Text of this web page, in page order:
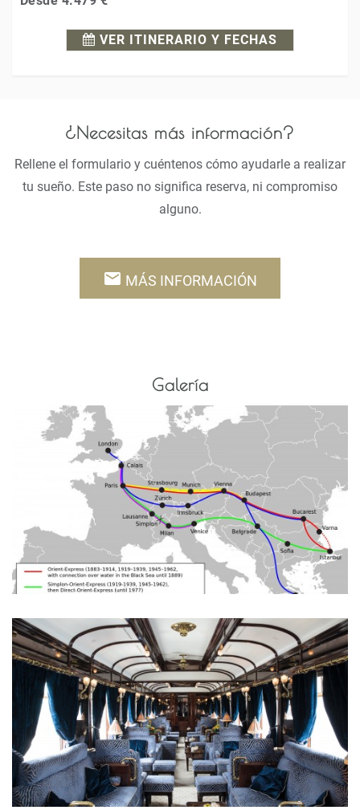
VER ITINERARIO Y FECHAS
¿Necesitas más información?
Rellene el formulario y cuéntenos cómo ayudarle a realizar
tu sueño. Este paso no significa reserva, ni compromiso
alguno.
email MÁS INFORMACIÓN
Galería